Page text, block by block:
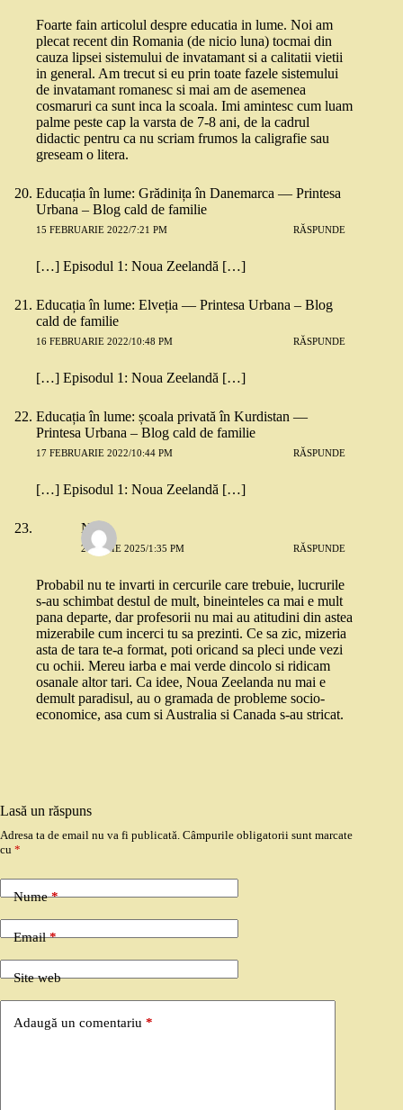
Foarte fain articolul despre educatia in lume. Noi am
plecat recent din Romania (de nicio luna) tocmai din
cauza lipsei sistemului de invatamant si a calitatii vietii
in general. Am trecut si eu prin toate fazele sistemului
de invatamant romanesc si mai am de asemenea
cosmaruri ca sunt inca la scoala. Imi amintesc cum luam
palme peste cap la varsta de 7-8 ani, de la cadrul
didactic pentru ca nu scriam frumos la caligrafie sau
greseam o litera.
Educația în lume: Grădinița în Danemarca — Printesa
Urbana – Blog cald de familie
15 FEBRUARIE 2022/7:21 PM RĂSPUNDE
[…] Episodul 1: Noua Zeelandă […]
Educația în lume: Elveția — Printesa Urbana – Blog
cald de familie
16 FEBRUARIE 2022/10:48 PM RĂSPUNDE
[…] Episodul 1: Noua Zeelandă […]
Educația în lume: școala privată în Kurdistan —
Printesa Urbana – Blog cald de familie
17 FEBRUARIE 2022/10:44 PM RĂSPUNDE
[…] Episodul 1: Noua Zeelandă […]
N.
20 IULIE 2025/1:35 PM RĂSPUNDE
Probabil nu te invarti in cercurile care trebuie, lucrurile
s-au schimbat destul de mult, bineinteles ca mai e mult
pana departe, dar profesorii nu mai au atitudini din astea
mizerabile cum incerci tu sa prezinti. Ce sa zic, mizeria
asta de tara te-a format, poti oricand sa pleci unde vezi
cu ochii. Mereu iarba e mai verde dincolo si ridicam
osanale altor tari. Ca idee, Noua Zeelanda nu mai e
demult paradisul, au o gramada de probleme socio-
economice, asa cum si Australia si Canada s-au stricat.
Lasă un răspuns
Adresa ta de email nu va fi publicată. Câmpurile obligatorii sunt marcate
cu *
Nume*
Email*
Site web
Adaugă un comentariu *